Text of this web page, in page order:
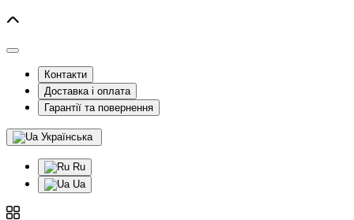
Контакти
Доставка і оплата
Гарантії та повернення
Українська
Ru
Ua